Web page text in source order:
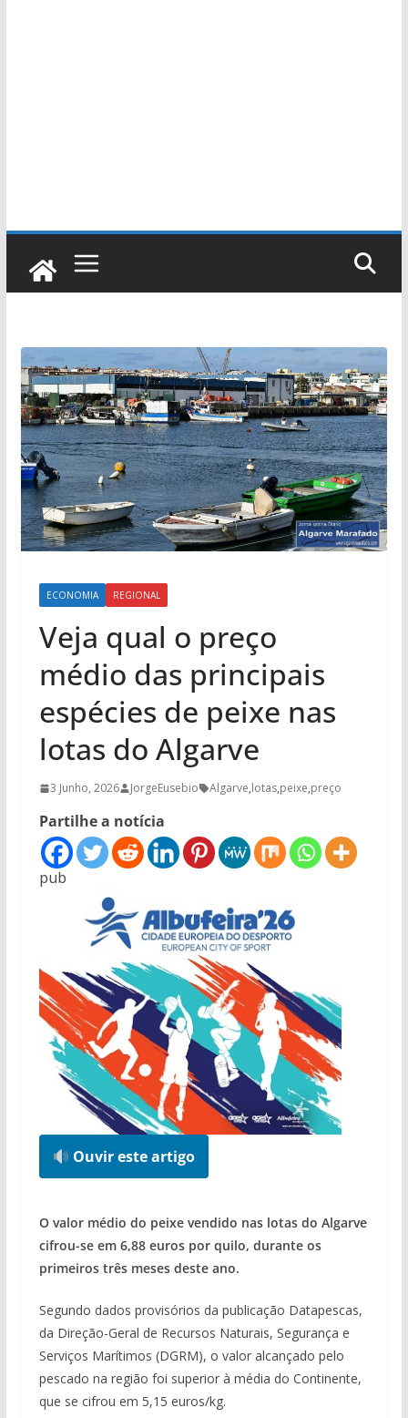
ECONOMIA REGIONAL
Veja qual o preço
médio das principais
espécies de peixe nas
lotas do Algarve
3 Junho, 2026 JorgeEusebio Algarve,lotas,peixe,preço
Partilhe a notícia
pub
Ouvir este artigo
O valor médio do peixe vendido nas lotas do Algarve
cifrou-se em 6,88 euros por quilo, durante os
primeiros três meses deste ano.
Segundo dados provisórios da publicação Datapescas,
da Direção-Geral de Recursos Naturais, Segurança e
Serviços Marítimos (DGRM), o valor alcançado pelo
pescado na região foi superior à média do Continente,
que se cifrou em 5,15 euros/kg.